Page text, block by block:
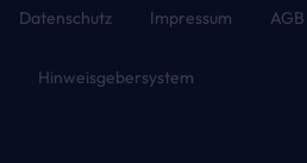
Datenschutz Impressum AGB
Hinweisgebersystem